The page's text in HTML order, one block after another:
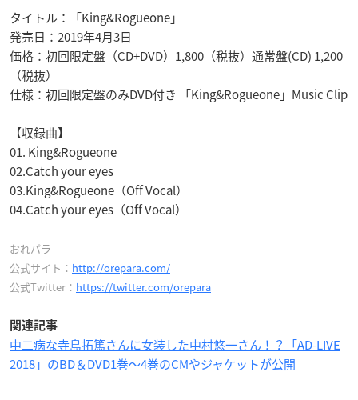
タイトル：「King&Rogueone」
発売日：2019年4月3日
価格：初回限定盤（CD+DVD）1,800（税抜）通常盤(CD) 1,200
（税抜）
仕様：初回限定盤のみDVD付き 「King&Rogueone」Music Clip
【収録曲】
01. King&Rogueone
02.Catch your eyes
03.King&Rogueone（Off Vocal）
04.Catch your eyes（Off Vocal）
おれパラ
公式サイト： http://orepara.com/
公式Twitter： https://twitter.com/orepara
関連記事
中二病な寺島拓篤さんに女装した中村悠一さん！？「AD-LIVE
2018」のBD＆DVD1巻〜4巻のCMやジャケットが公開